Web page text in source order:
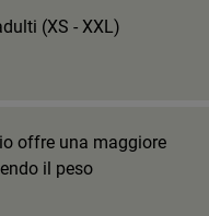
(XS - XXL)
offre una maggiore
il peso